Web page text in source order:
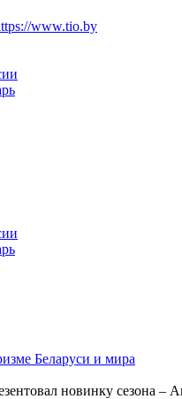
Беларуси и мира
новинку сезона –